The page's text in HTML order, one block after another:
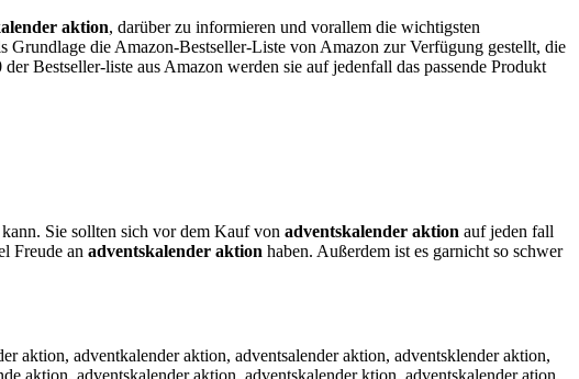
aktion, darüber zu informieren und vorallem die wichtigsten
Grundlage die Amazon-Bestseller-Liste von Amazon zur Verfügung gestellt, die
Bestseller-liste aus Amazon werden sie auf jedenfall das passende Produkt
Sie sollten sich vor dem Kauf von adventskalender aktion auf jeden fall
Freude an adventskalender aktion haben. Außerdem ist es garnicht so schwer
aktion, adventsqkalender aktion, adventwskalender aktion, adventswkalender aktion, adventeskalender aktion, adventsekalender aktion, adventzskalender aktion, adventszkalender aktion, adventxskalender aktion, adventsxkalender aktion, adventcskalender aktion, adventsckalender aktion, adventsukalender aktion, adventskualender aktion, adventsjkalender aktion, adventskjalender aktion, adventsmkalender aktion, adventskmalender aktion, adventslkalender aktion, adventsklalender aktion, adventsokalender aktion, adventskoalender aktion, adventskqalender aktion, adventskaqlender aktion, adventskwalender aktion, adventskawlender aktion, adventskzalender aktion, adventskazlender aktion, adventskxalender aktion, adventskaxlender aktion, adventskaplender aktion, adventskalpender aktion, adventskaolender aktion, adventskaloender aktion, adventskailender aktion, adventskaliender aktion, adventskaklender aktion, adventskalkender aktion, adventskamlender aktion, adventskalmender aktion, adventskalwender aktion, adventskalewnder aktion, adventskalsender aktion, adventskalesnder aktion, adventskaldender aktion, adventskalednder aktion, adventskalfender aktion, adventskalefnder aktion, adventskalrender aktion, adventskalernder aktion, adventskal3ender aktion, adventskale3nder aktion, adventskal4ender aktion, adventskale4nder aktion, adventskale nder aktion, adventskalen der aktion, adventskalebnder aktion, adventskalenbder aktion, adventskalegnder aktion, adventskalengder aktion, adventskalehnder aktion, adventskalenhder aktion, adventskalejnder aktion, adventskalenjder aktion, adventskalemnder aktion, adventskalenmder aktion, adventskalenxder aktion, adventskalendxer aktion, adventskalensder aktion, adventskalendser aktion, adventskalenwder aktion, adventskalendwer aktion, adventskaleneder aktion, adventskalenrder aktion, adventskalendrer aktion, adventskalenfder aktion, adventskalendfer aktion, adventskalenvder aktion, adventskalendver aktion, adventskalencder aktion, adventskalendcer aktion, adventskalendewr aktion, adventskalendesr aktion, adventskalendedr aktion, adventskalendefr aktion, adventskalend3er aktion, adventskalende3r aktion, adventskalend4er aktion, adventskalende4r aktion, adventskalendere aktion, adventskalenderd aktion, adventskalenderf aktion, adventskalendegr aktion, adventskalenderg aktion, adventskalendetr aktion, adventskalendert aktion, adventskalender4 aktion, adventskalende5r aktion, adventskalender5 aktion, adventskalender qaktion, adventskalender aqktion, adventskalender waktion, adventskalender awktion, adventskalender zaktion, adventskalender azktion, adventskalender xaktion, adventskalender axktion, adventskalender auktion, adventskalender akution, adventskalender ajktion, adventskalender akjtion, adventskalender amktion, adventskalender akmtion, adventskalender alktion, adventskalender akltion, adventskalender aoktion, adventskalender akotion, adventskalender akrtion, adventskalender aktrion, adventskalender akftion, adventskalender aktfion, adventskalender akgtion, adventskalender aktgion, adventskalender akhtion, adventskalender akthion, adventskalender akytion, adventskalender aktyion, adventskalender ak5tion, adventskalender akt5ion, adventskalender ak6tion, adventskalender akt6ion, adventskalender aktuion, adventskalender aktiuon, adventskalender aktjion, adventskalender aktijon, adventskalender aktkion, adventskalender aktikon, adventskalender aktlion, adventskalender aktilon, adventskalender aktoion, adventskalender akt8ion, adventskalender akti8on, adventskalender akt9ion, adventskalender akti9on, adventskalender aktioin, adventskalender aktiokn, adventskalender aktioln, adventskalender aktipon, adventskalender a